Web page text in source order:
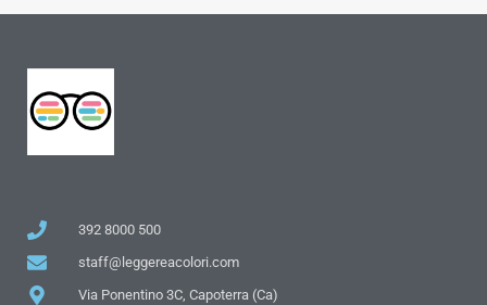
392 8000 500
staff@leggereacolori.com
Via Ponentino 3C, Capoterra (Ca)